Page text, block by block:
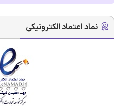
نماد اعتماد الکترونیکی